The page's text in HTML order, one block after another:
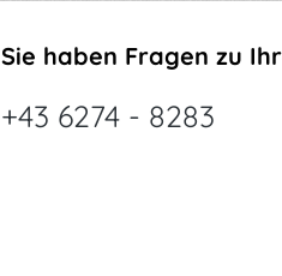
Sie haben Fragen zu
+43 6274 - 8283